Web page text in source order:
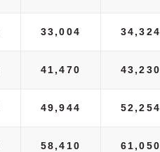
33,004 34,324
41,470 43,230
49,944 52,254
58,410 61,050